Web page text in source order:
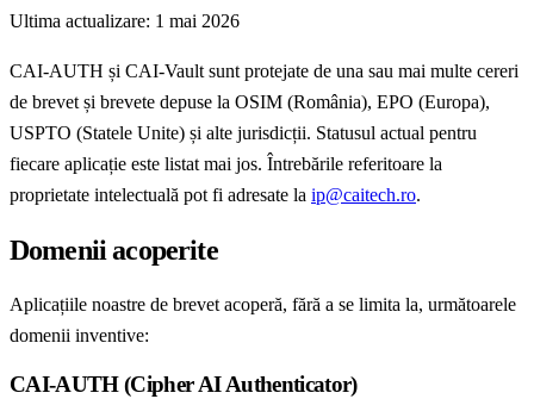
Ultima actualizare: 1 mai 2026
CAI-AUTH și CAI-Vault sunt protejate de una sau mai multe cereri
de brevet și brevete depuse la OSIM (România), EPO (Europa),
USPTO (Statele Unite) și alte jurisdicții. Statusul actual pentru
fiecare aplicație este listat mai jos. Întrebările referitoare la
proprietate intelectuală pot fi adresate la ip@caitech.ro.
Domenii acoperite
Aplicațiile noastre de brevet acoperă, fără a se limita la, următoarele
domenii inventive:
CAI-AUTH (Cipher AI Authenticator)